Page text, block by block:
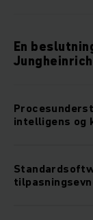
En
intelligens og